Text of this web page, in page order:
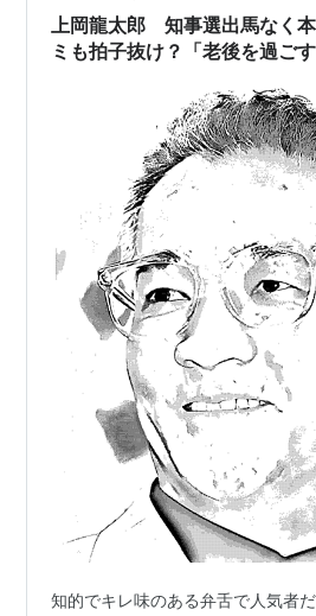
言うので、当時知りあった看護師
上岡龍太郎 知事選出馬なく
ミも拍子抜け？「老後を過ご
知的でキレ味のある弁舌で人気者